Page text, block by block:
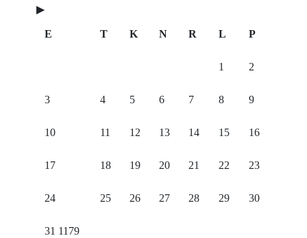
▶
E T K N R L P
1 2
3 4 5 6 7 8 9
10 11 12 13 14 15 16
17 18 19 20 21 22 23
24 25 26 27 28 29 30
31 1179